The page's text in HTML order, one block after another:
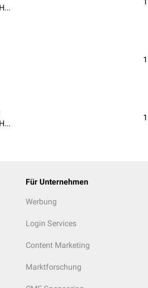
Student/in der Humanmedizin
1
Student/in der Humanmedizin
1
Für Unternehmen
Werbung
Login Services
Content Marketing
Marktforschung